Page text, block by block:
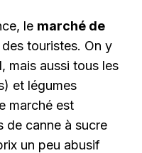
le marché de
touristes. On y
mais aussi tous les
et légumes
marché est
de canne à sucre
un peu abusif